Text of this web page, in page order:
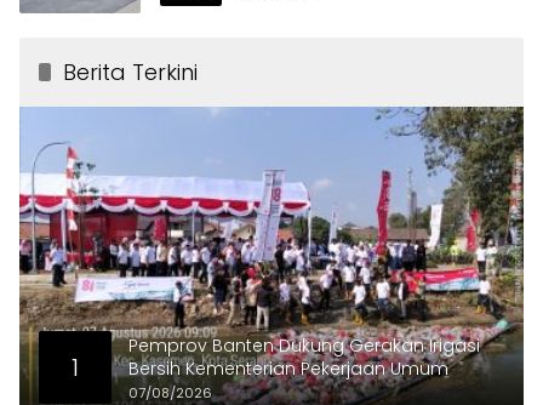
Berita Terkini
1
Pemprov Banten Dukung Gerakan Irigasi
Bersih Kementerian Pekerjaan Umum
07/08/2026